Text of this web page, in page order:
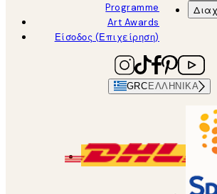
Programme
Art Awards
Είσοδος (Επιχείρηση)
GRC ΕΛΛΗΝΙΚΆ